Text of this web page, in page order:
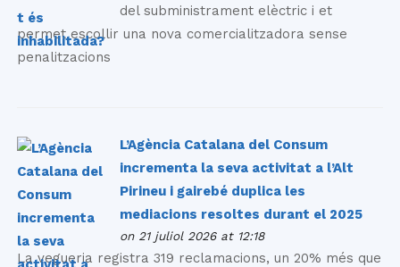
del subministrament elèctric i et
permet escollir una nova comercialitzadora sense
penalitzacions
L’Agència Catalana del Consum
incrementa la seva activitat a l’Alt
Pirineu i gairebé duplica les
mediacions resoltes durant el 2025
on 21 juliol 2026 at 12:18
La vegueria registra 319 reclamacions, un 20% més que